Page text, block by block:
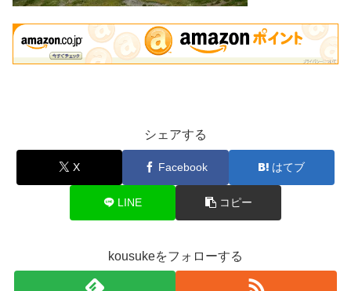
シェアする
X Facebook はてブ
LINE コピー
kousukeをフォローする